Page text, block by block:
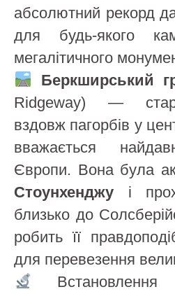
абсолютний рекорд
для будь-якого
мегалітичного
Беркширський
Ridgeway) —
вздовж пагорбів у
вважається
Європи. Вона була
Стоунхенджу і
близько до
робить її
для перевезення
Встановлення